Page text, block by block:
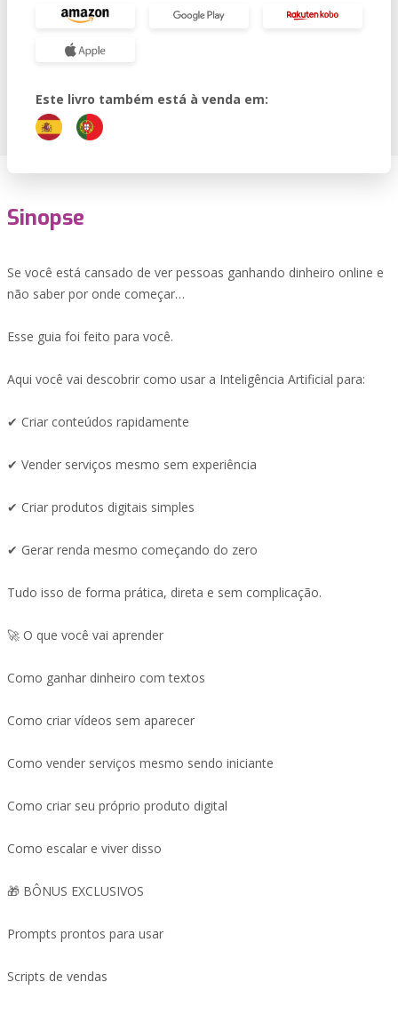
Este livro também está à venda em:
Sinopse
Se você está cansado de ver pessoas ganhando dinheiro online e
não saber por onde começar…
Esse guia foi feito para você.
Aqui você vai descobrir como usar a Inteligência Artificial para:
✔ Criar conteúdos rapidamente
✔ Vender serviços mesmo sem experiência
✔ Criar produtos digitais simples
✔ Gerar renda mesmo começando do zero
Tudo isso de forma prática, direta e sem complicação.
🚀 O que você vai aprender
Como ganhar dinheiro com textos
Como criar vídeos sem aparecer
Como vender serviços mesmo sendo iniciante
Como criar seu próprio produto digital
Como escalar e viver disso
🎁 BÔNUS EXCLUSIVOS
Prompts prontos para usar
Scripts de vendas